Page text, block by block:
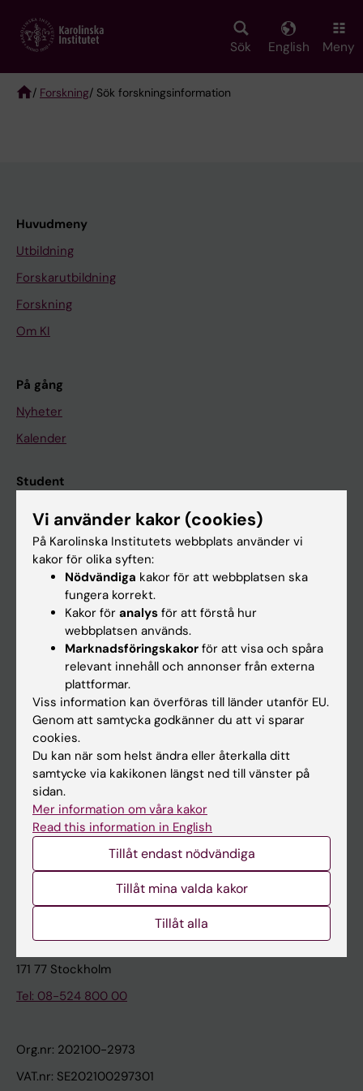
main
Sök English Meny
/ Forskning/ Sök forskningsinformation
Huvudmeny
Utbildning
Forskarutbildning
Forskning
Om KI
På gång
Nyheter
Kalender
Student
Ladok
Canvas
Schema
Studentmejlen
Kurs- och programwebbar
Student på KI
Medarbetare
Medarbetarportalen
Kontakta och besök KI
Universitetsbiblioteket
Stöd forskning och utbildning
Karolinska Institutet Innovation
Kontakta presstjänsten
Karolinska Institutet
171 77 Stockholm
Tel: 08-524 800 00
Org.nr: 202100-2973
VAT.nr: SE202100297301
Vi använder kakor (cookies)
På Karolinska Institutets webbplats använder vi
kakor för olika syften:
Nödvändiga kakor för att webbplatsen ska
fungera korrekt.
Kakor för analys för att förstå hur
webbplatsen används.
Marknadsföringskakor för att visa och spåra
relevant innehåll och annonser från externa
plattformar.
Viss information kan överföras till länder utanför EU.
Genom att samtycka godkänner du att vi sparar
cookies.
Du kan när som helst ändra eller återkalla ditt
samtycke via kakikonen längst ned till vänster på
sidan.
Mer information om våra kakor
Read this information in English
Tillåt endast nödvändiga
Tillåt mina valda kakor
Tillåt alla